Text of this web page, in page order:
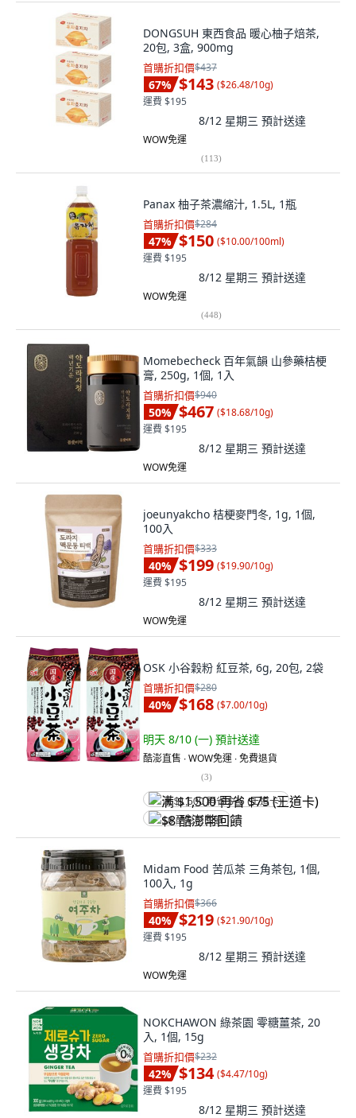
DONGSUH 東西食品 暖心柚子焙茶,
20包, 3盒, 900mg
首購折扣價$437
67% $143 ($26.48/10g)
運費 $195
8/12 星期三 預計送達
WOW免運
(113)
Panax 柚子茶濃縮汁, 1.5L, 1瓶
首購折扣價$284
47% $150 ($10.00/100ml)
運費 $195
8/12 星期三 預計送達
WOW免運
(448)
Momebecheck 百年氣韻 山參藥桔梗
膏, 250g, 1個, 1入
首購折扣價$940
50% $467 ($18.68/10g)
運費 $195
8/12 星期三 預計送達
WOW免運
joeunyakcho 桔梗麥門冬, 1g, 1個,
100入
首購折扣價$333
40% $199 ($19.90/10g)
運費 $195
8/12 星期三 預計送達
WOW免運
OSK 小谷穀粉 紅豆茶, 6g, 20包, 2袋
首購折扣價$280
40% $168 ($7.00/10g)
明天 8/10 (一) 預計送達
酷澎直售 ∙ WOW免運 ∙ 免費退貨
(3)
满 $1,500 再省 $75 (王道卡)
$8 酷澎幣回饋
Midam Food 苦瓜茶 三角茶包, 1個,
100入, 1g
首購折扣價$366
40% $219 ($21.90/10g)
運費 $195
8/12 星期三 預計送達
WOW免運
NOKCHAWON 綠茶園 零糖薑茶, 20
入, 1個, 15g
首購折扣價$232
42% $134 ($4.47/10g)
運費 $195
8/12 星期三 預計送達